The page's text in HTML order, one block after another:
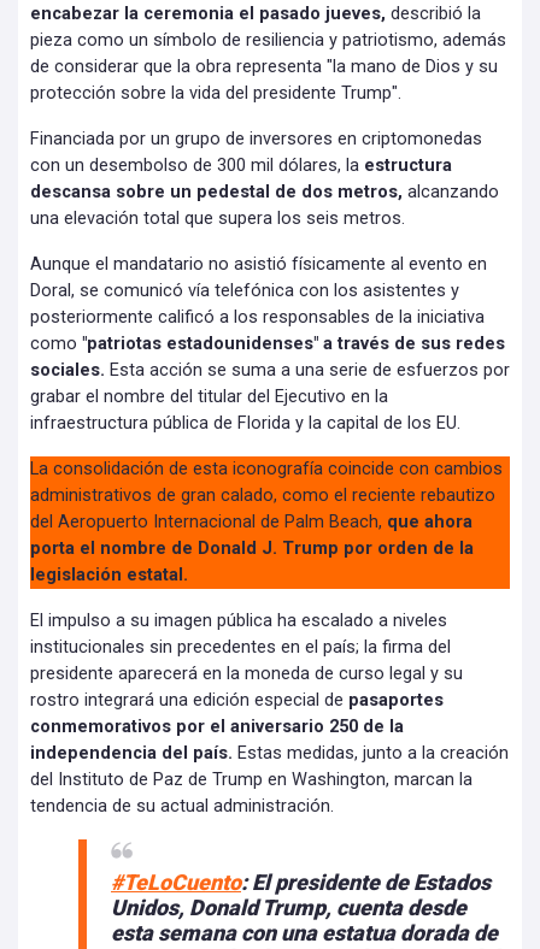
encabezar la ceremonia el pasado jueves, describió la
pieza como un símbolo de resiliencia y patriotismo, además
de considerar que la obra representa "la mano de Dios y su
protección sobre la vida del presidente Trump".
Financiada por un grupo de inversores en criptomonedas
con un desembolso de 300 mil dólares, la estructura
descansa sobre un pedestal de dos metros, alcanzando
una elevación total que supera los seis metros.
Aunque el mandatario no asistió físicamente al evento en
Doral, se comunicó vía telefónica con los asistentes y
posteriormente calificó a los responsables de la iniciativa
como "patriotas estadounidenses" a través de sus redes
sociales. Esta acción se suma a una serie de esfuerzos por
grabar el nombre del titular del Ejecutivo en la
infraestructura pública de Florida y la capital de los EU.
La consolidación de esta iconografía coincide con cambios
administrativos de gran calado, como el reciente rebautizo
del Aeropuerto Internacional de Palm Beach, que ahora
porta el nombre de Donald J. Trump por orden de la
legislación estatal.
El impulso a su imagen pública ha escalado a niveles
institucionales sin precedentes en el país; la firma del
presidente aparecerá en la moneda de curso legal y su
rostro integrará una edición especial de pasaportes
conmemorativos por el aniversario 250 de la
independencia del país. Estas medidas, junto a la creación
del Instituto de Paz de Trump en Washington, marcan la
tendencia de su actual administración.
#TeLoCuento: El presidente de Estados
Unidos, Donald Trump, cuenta desde
esta semana con una estatua dorada de